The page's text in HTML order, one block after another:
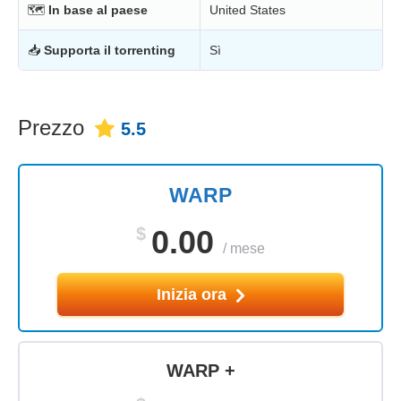
🗺 In base al paese United States
📥 Supporta il torrenting Sì
Prezzo 5.5
WARP
$ 0.00 / mese
Inizia ora
WARP +